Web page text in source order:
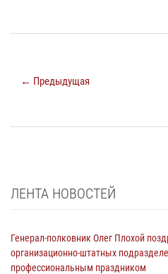
← Предыдущая
ЛЕНТА НОВОСТЕЙ
Генерал-полковник Олег Плохой
организационно-штатных
профессиональным праздником